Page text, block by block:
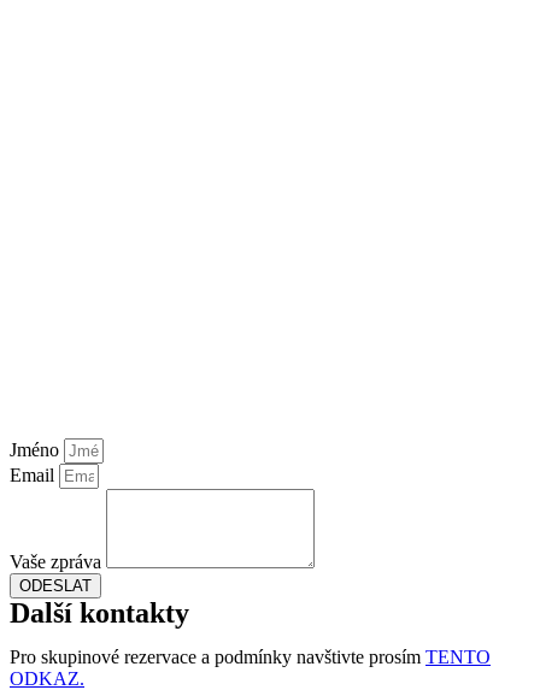
Jméno
Email
Vaše zpráva
ODESLAT
Další kontakty
Pro skupinové rezervace a podmínky navštivte prosím TENTO
ODKAZ.